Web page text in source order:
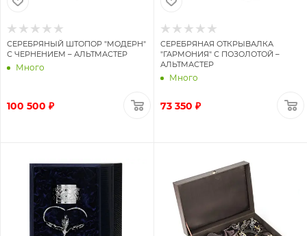
СЕРЕБРЯНЫЙ ШТОПОР "МОДЕРН"
С ЧЕРНЕНИЕМ – АЛЬТМАСТЕР
Много
100 500 ₽
СЕРЕБРЯНАЯ ОТКРЫВАЛКА
"ГАРМОНИЯ" С ПОЗОЛОТОЙ –
АЛЬТМАСТЕР
Много
73 350 ₽